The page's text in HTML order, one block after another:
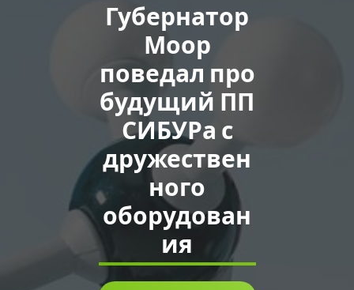
Губернатор
Моор
поведал про
будущий ПП
СИБУРа с
дружествен
ного
оборудован
ия